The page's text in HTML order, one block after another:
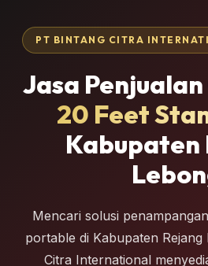
PT BINTANG CITRA
Jasa Penjualan
20 Feet
Kabupaten
Mencari solusi
portable di Kabupaten Rejang
Citra International